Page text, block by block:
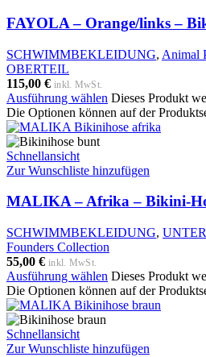
FAYOLA – Orange/links –
SCHWIMMBEKLEIDUNG, Animal
OBERTEIL
115,00 € inkl. MwSt.
Ausführung wählen Dieses Produkt
Die Optionen können auf der
Schnellansicht
Zur Wunschliste hinzufügen
MALIKA – Afrika – Bikini-
SCHWIMMBEKLEIDUNG,
Founders Collection
55,00 € inkl. MwSt.
Ausführung wählen Dieses Produkt
Die Optionen können auf der
Schnellansicht
Zur Wunschliste hinzufügen